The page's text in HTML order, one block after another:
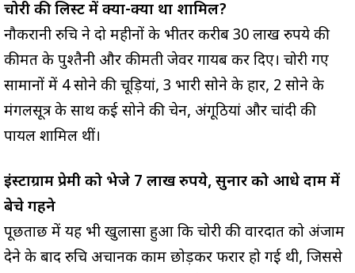
चोरी की लिस्ट में क्या-क्या था शामिल?
नौकरानी रुचि ने दो महीनों के भीतर करीब 30 लाख रुपये की
कीमत के पुश्तैनी और कीमती जेवर गायब कर दिए। चोरी गए
सामानों में 4 सोने की चूड़ियां, 3 भारी सोने के हार, 2 सोने के
मंगलसूत्र के साथ कई सोने की चेन, अंगूठियां और चांदी की
पायल शामिल थीं।
इंस्टाग्राम प्रेमी को भेजे 7 लाख रुपये, सुनार को आधे दाम में
बेचे गहने
पूछताछ में यह भी खुलासा हुआ कि चोरी की वारदात को अंजाम
देने के बाद रुचि अचानक काम छोड़कर फरार हो गई थी, जिससे